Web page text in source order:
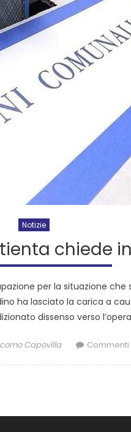
Notizie
chiede
per la situazione che
ha lasciato la carica a
dissenso verso
Capovilla